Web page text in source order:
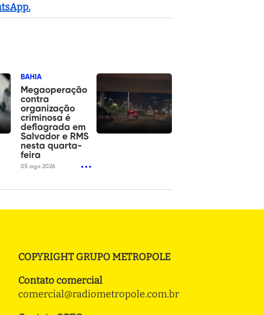
BAHIA
Megaoperação
contra
organização
criminosa é
deflagrada em
Salvador e RMS
nesta quarta-
feira
05 ago 2026
COPYRIGHT GRUPO METROPOLE
Contato comercial
comercial@radiometropole.com.br